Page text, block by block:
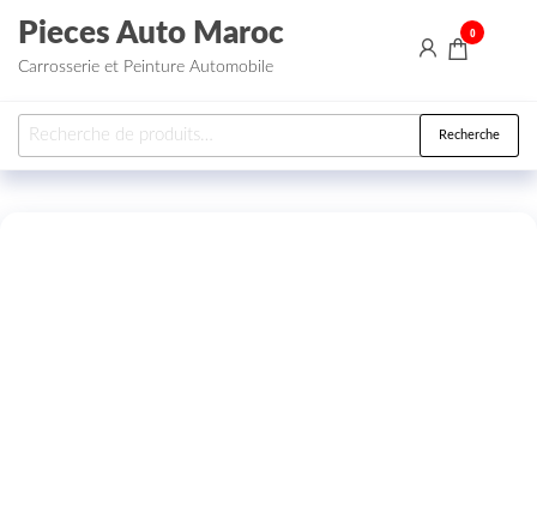
Aller au contenu
Pieces Auto Maroc
Carrosserie et Peinture Automobile
0
Recherche pour : Recherche